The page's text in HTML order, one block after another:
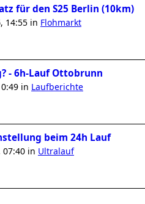
für den S25 Berlin (10km)
14:55 in Flohmarkt
- 6h-Lauf Ottobrunn
in Laufberichte
beim 24h Lauf
07:40 in Ultralauf